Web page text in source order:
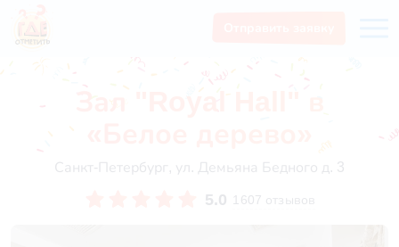
Зал "Royal Hall" в
Санкт-Петербург, ул. Демьяна Бедного д. 3
5.0 1607 отзывов